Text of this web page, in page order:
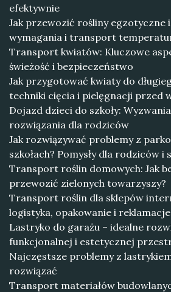
efektywnie
Jak przewozić rośliny egzotyczne
wymagania i transport
Transport kwiatów: Kluczowe
świeżość i bezpieczeństwo
Jak przygotować kwiaty do
techniki cięcia i pielęgnacji przed
Dojazd dzieci do szkoły:
rozwiązania dla rodziców
Jak rozwiązywać problemy z
szkołach? Pomysły dla rodziców i
Transport roślin domowych: Jak
przewozić zielonych towarzyszy?
Transport roślin dla sklepów
logistyka, opakowanie i reklamacje
Lastryko do garażu – idealne
funkcjonalnej i estetycznej
Najczęstsze problemy z
rozwiązać
Transport materiałów